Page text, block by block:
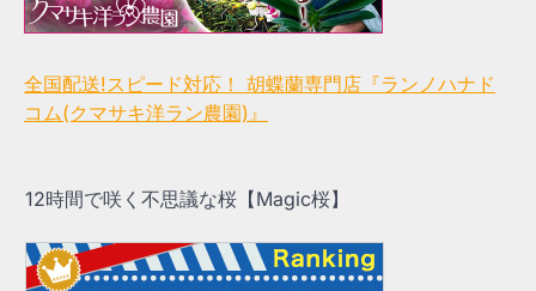
全国配送!スピード対応！ 胡蝶蘭専門店『ランノハナド
コム(クマサキ洋ラン農園)』
12時間で咲く不思議な桜【Magic桜】